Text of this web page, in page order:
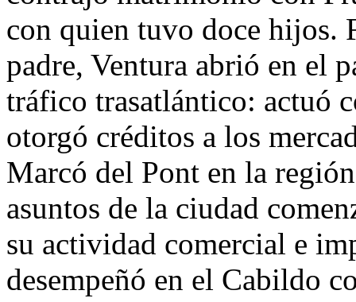
con quien tuvo doce hijos.
padre, Ventura abrió en el
tráfico trasatlántico: actuó
otorgó créditos a los
Marcó del Pont en la
asuntos de la ciudad
su actividad comercial e
desempeñó en el Cabildo